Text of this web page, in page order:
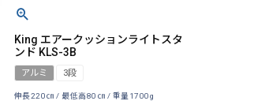
King エアークッションライトスタ
ンド KLS-3B
アルミ 3段
伸長220㎝ / 最低高80㎝ / 重量1700g